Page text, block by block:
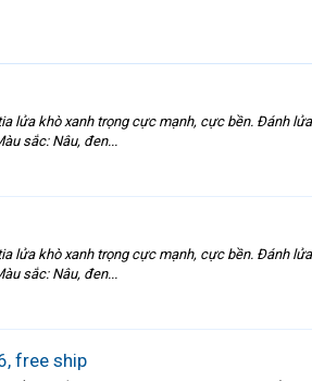
lửa khò xanh trọng cực mạnh, cực bền. Đánh
sắc: Nâu, đen...
lửa khò xanh trọng cực mạnh, cực bền. Đánh
sắc: Nâu, đen...
free ship